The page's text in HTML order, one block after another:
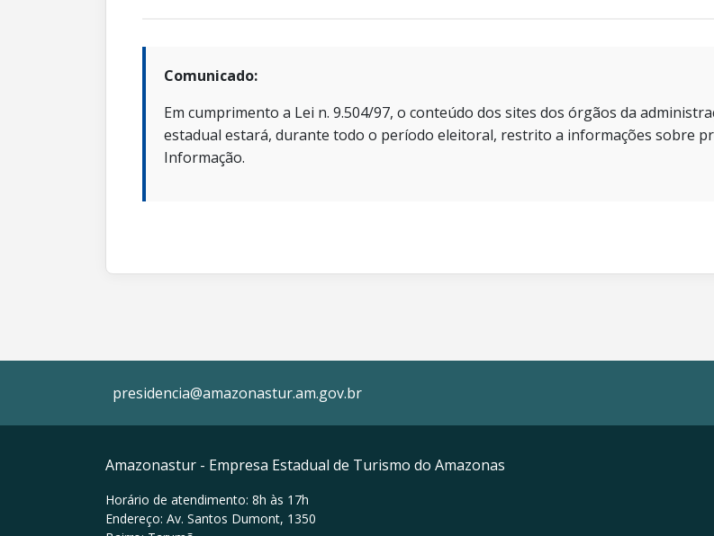
Comunicado:
Em cumprimento a Lei n. 9.504/97, o conteúdo dos sites dos órgãos da
estadual estará, durante todo o período eleitoral, restrito a informações sobre
Informação.
presidencia@amazonastur.am.gov.br
Amazonastur - Empresa Estadual de Turismo do Amazonas
Horário de atendimento: 8h às 17h
Endereço: Av. Santos Dumont, 1350